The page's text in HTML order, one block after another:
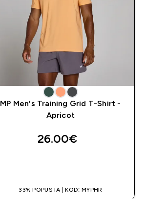
MP Men's Training Grid T-Shirt -
Apricot
26.00€‎
33% POPUSTA | KOD: MYPHR